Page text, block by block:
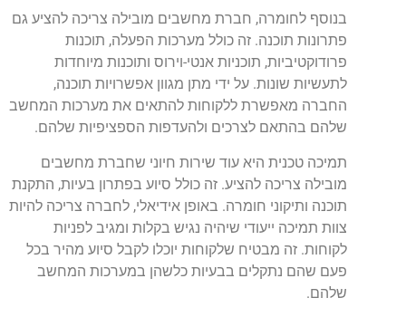
בנוסף לחומרה, חברת מחשבים מובילה צריכה להציע גם
פתרונות תוכנה. זה כולל מערכות הפעלה, תוכנות
פרודוקטיביות, תוכניות אנטי-וירוס ותוכנות מיוחדות
לתעשיות שונות. על ידי מתן מגוון אפשרויות תוכנה,
החברה מאפשרת ללקוחות להתאים את מערכות המחשב
שלהם בהתאם לצרכים ולהעדפות הספציפיות שלהם.
תמיכה טכנית היא עוד שירות חיוני שחברת מחשבים
מובילה צריכה להציע. זה כולל סיוע בפתרון בעיות, התקנת
תוכנה ותיקוני חומרה. באופן אידיאלי, לחברה צריכה להיות
צוות תמיכה ייעודי שיהיה נגיש בקלות ומגיב לפניות
לקוחות. זה מבטיח שלקוחות יוכלו לקבל סיוע מהיר בכל
פעם שהם נתקלים בבעיות כלשהן במערכות המחשב
שלהם.